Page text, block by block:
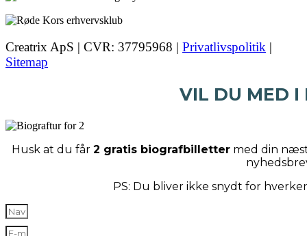
Creatrix ApS | CVR: 37795968 | Privatlivspolitik |
Sitemap
VIL DU MED I
Husk at du får 2 gratis biografbillettermed din
PS: Du bliver ikke snydt for